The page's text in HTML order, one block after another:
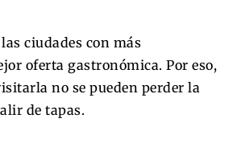
ciudades con más
oferta gastronómica. Por eso,
no se pueden perder la
de tapas.